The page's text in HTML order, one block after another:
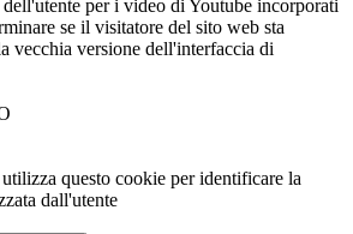
per i video di Youtube incorporati
se il visitatore del sito web sta
vecchia versione dell'interfaccia di
questo cookie per identificare la
dall'utente